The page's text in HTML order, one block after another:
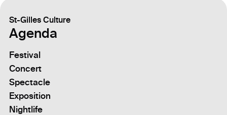
St-Gilles Culture
Agenda
Festival
Concert
Spectacle
Exposition
Nightlife